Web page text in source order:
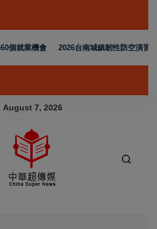
業機會 2026台南城鎮韌性防空演習完成
August 7, 2026